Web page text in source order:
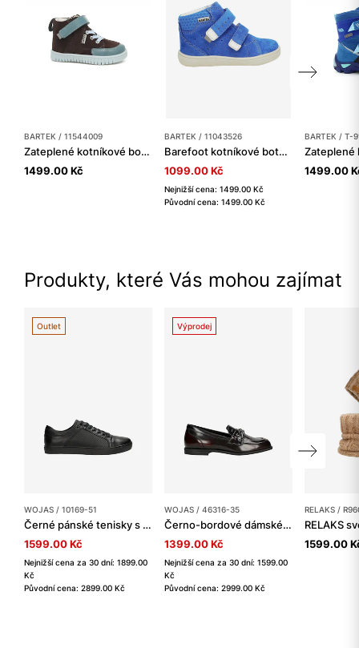
BARTEK / 11544009
Zateplené kotníkové boty BARTEK 11544009, pro chlapce, hnědo-modré
1499.00 Kč
BARTEK / 11043526
Barefoot kotníkové boty BARTEK 11043526, modré
1099.00 Kč
Nejnižší cena: 1499.00 Kč
Původní cena: 1499.00 Kč
BARTEK / T-
1499.00
Produkty, které Vás mohou zajímat
Outlet
WOJAS / 10169-51
Černé pánské tenisky s raženým vzorem
1599.00 Kč
Nejnižší cena za 30 dní: 1899.00
Kč
Původní cena: 2899.00 Kč
Výprodej
WOJAS / 46316-35
Černo-bordové dámské mokasíny z florentické kůže
1399.00 Kč
Nejnižší cena za 30 dní: 1599.00
Kč
Původní cena: 2999.00 Kč
RELAKS /
1599.00